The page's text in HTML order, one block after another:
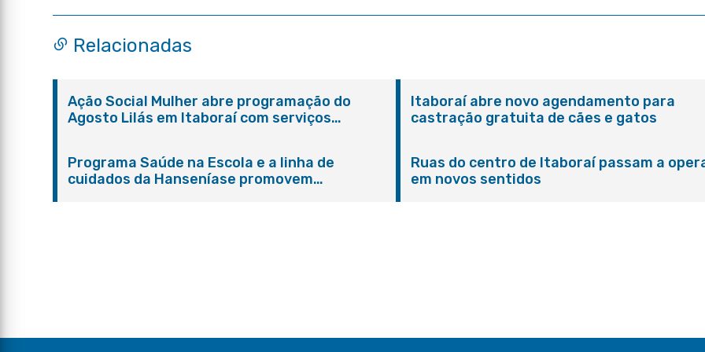
Relacionadas
Ação Social Mulher abre programação do
Agosto Lilás em Itaboraí com serviços
Itaboraí abre novo agendamento para
castração gratuita de cães e gatos
Programa Saúde na Escola e a linha de
cuidados da Hanseníase promovem
Ruas do centro de Itaboraí passam a
em novos sentidos